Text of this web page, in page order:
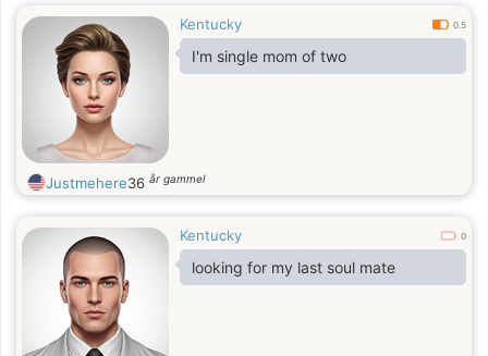
unconditionally
Kentucky 0.5
I'm single mom of two
Justmehere36 år gammel
Kentucky 0
looking for my last soul mate